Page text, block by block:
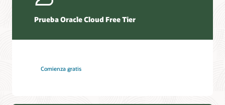
Prueba Oracle Cloud Free Tier
Comienza gratis